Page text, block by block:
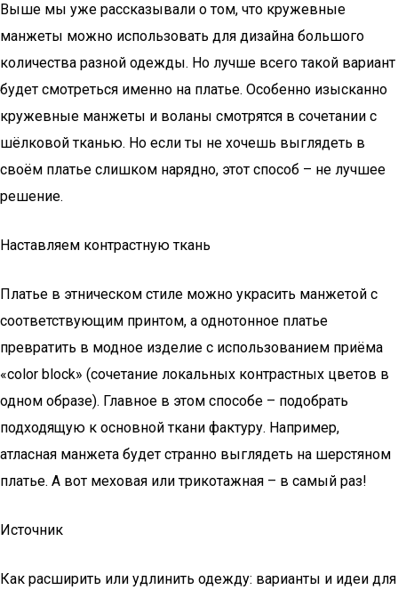
Выше мы уже рассказывали о том, что кружевные
манжеты можно использовать для дизайна большого
количества разной одежды. Но лучше всего такой вариант
будет смотреться именно на платье. Особенно изысканно
кружевные манжеты и воланы смотрятся в сочетании с
шёлковой тканью. Но если ты не хочешь выглядеть в
своём платье слишком нарядно, этот способ – не лучшее
решение.
Наставляем контрастную ткань
Платье в этническом стиле можно украсить манжетой с
соответствующим принтом, а однотонное платье
превратить в модное изделие с использованием приёма
«color block» (сочетание локальных контрастных цветов в
одном образе). Главное в этом способе – подобрать
подходящую к основной ткани фактуру. Например,
атласная манжета будет странно выглядеть на шерстяном
платье. А вот меховая или трикотажная – в самый раз!
Источник
Как расширить или удлинить одежду: варианты и идеи для